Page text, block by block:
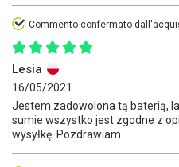
Commento confermato
Lesia
16/05/2021
Jestem zadowolona tą baterią,
sumie wszystko jest zgodne z
wysyłkę. Pozdrawiam.